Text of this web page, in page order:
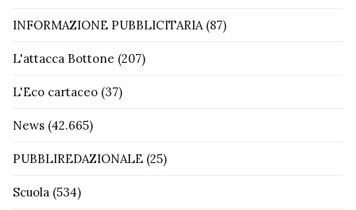
INFORMAZIONE PUBBLICITARIA(87)
L'attacca Bottone (207)
L'Eco cartaceo (37)
News (42.665)
PUBBLIREDAZIONALE (25)
Scuola (534)